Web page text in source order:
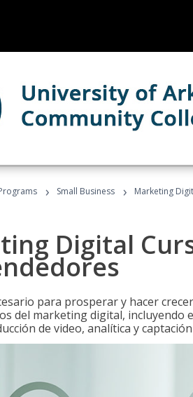
› Small Business › Marketing
Digital
para prosperar y hacer
del marketing digital, incluyendo
de video, analítica y